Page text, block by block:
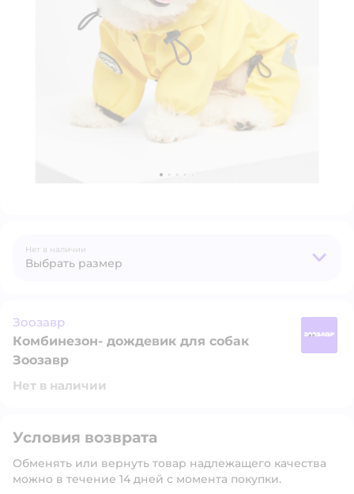
Нет в наличии
Выбрать размер
Зоозавр
Комбинезон- дождевик для собак
Зоозавр
Нет в наличии
Условия возврата
Обменять или вернуть товар надлежащего качества
можно в течение 14 дней с момента покупки.